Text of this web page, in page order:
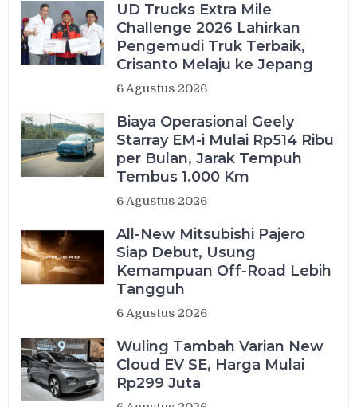
UD Trucks Extra Mile
Challenge 2026 Lahirkan
Pengemudi Truk Terbaik,
Crisanto Melaju ke Jepang
6 Agustus 2026
Biaya Operasional Geely
Starray EM-i Mulai Rp514 Ribu
per Bulan, Jarak Tempuh
Tembus 1.000 Km
6 Agustus 2026
All-New Mitsubishi Pajero
Siap Debut, Usung
Kemampuan Off-Road Lebih
Tangguh
6 Agustus 2026
Wuling Tambah Varian New
Cloud EV SE, Harga Mulai
Rp299 Juta